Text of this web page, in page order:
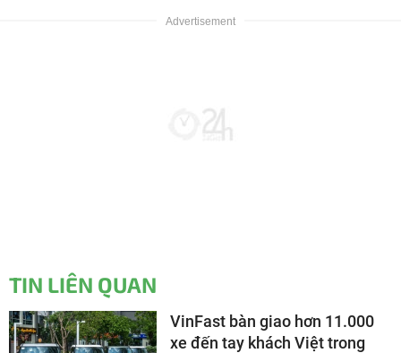
TIN LIÊN QUAN
VinFast bàn giao hơn 11.000
xe đến tay khách Việt trong